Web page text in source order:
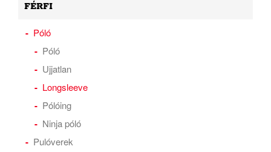
FÉRFI
Póló
Póló
Ujjatlan
Longsleeve
Pólóing
Ninja póló
Pulóverek